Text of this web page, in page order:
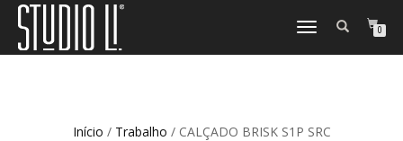
TOGGLE
0
Início / Trabalho / CALÇADO BRISK S1P SRC